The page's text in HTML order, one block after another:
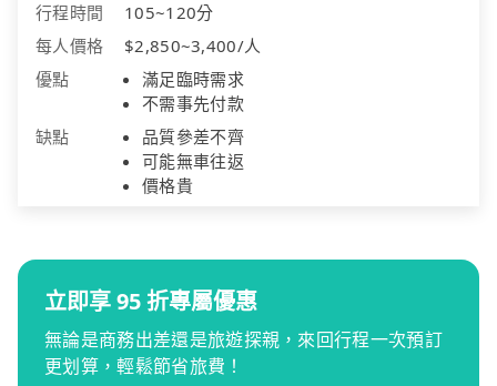
行程時間
105~120分
每人價格
$2,850~3,400/人
優點
滿足臨時需求
不需事先付款
缺點
品質參差不齊
可能無車往返
價格貴
立即享 95 折專屬優惠
無論是商務出差還是旅遊探親，來回行程一次預訂
更划算，輕鬆節省旅費！